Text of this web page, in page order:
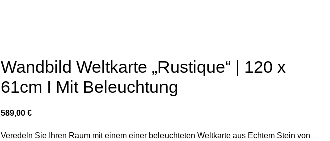
Wandbild Weltkarte „Rustique“ | 120 x
61cm I Mit Beleuchtung
€
Veredeln Sie Ihren Raum mit einem einer beleuchteten Weltkarte aus Echtem Stein von